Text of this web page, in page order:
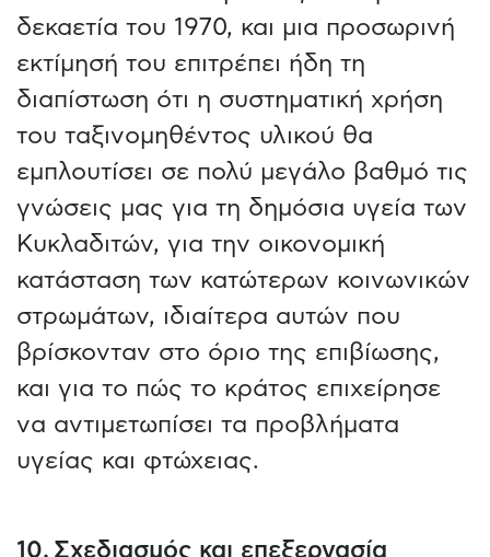
δεκαετία του 1970, και μια προσωρινή
εκτίμησή του επιτρέπει ήδη τη
διαπίστωση ότι η συστηματική χρήση
του ταξινομηθέντος υλικού θα
εμπλουτίσει σε πολύ μεγάλο βαθμό τις
γνώσεις μας για τη δημόσια υγεία των
Κυκλαδιτών, για την οικονομική
κατάσταση των κατώτερων κοινωνικών
στρωμάτων, ιδιαίτερα αυτών που
βρίσκονταν στο όριο της επιβίωσης,
και για το πώς το κράτος επιχείρησε
να αντιμετωπίσει τα προβλήματα
υγείας και φτώχειας.
10. Σχεδιασμός και επεξεργασία